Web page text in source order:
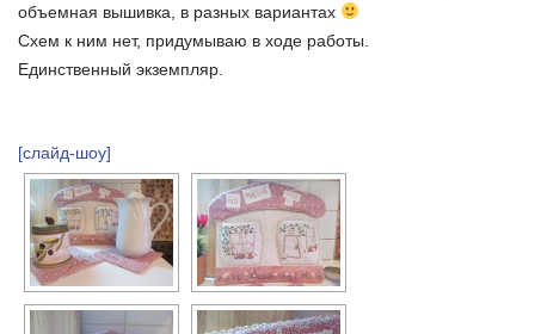
объемная вышивка, в разных вариантах
Схем к ним нет, придумываю в ходе работы.
Единственный экземпляр.
[слайд-шоу]